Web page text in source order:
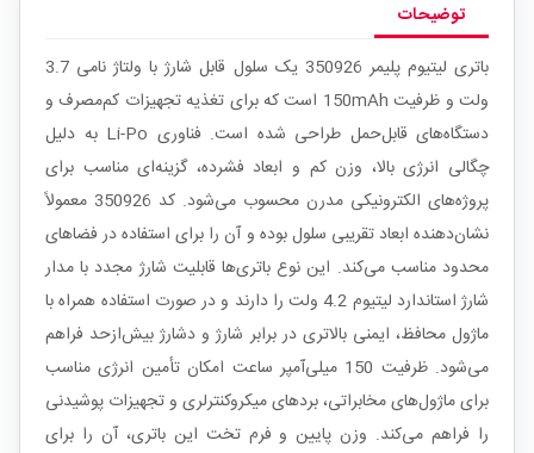
توضیحات
باتری لیتیوم پلیمر 350926 یک سلول قابل شارژ با ولتاژ نامی 3.7
ولت و ظرفیت 150mAh است که برای تغذیه تجهیزات کم‌مصرف و
دستگاه‌های قابل‌حمل طراحی شده است. فناوری Li-Po به دلیل
چگالی انرژی بالا، وزن کم و ابعاد فشرده، گزینه‌ای مناسب برای
پروژه‌های الکترونیکی مدرن محسوب می‌شود. کد 350926 معمولاً
نشان‌دهنده ابعاد تقریبی سلول بوده و آن را برای استفاده در فضاهای
محدود مناسب می‌کند. این نوع باتری‌ها قابلیت شارژ مجدد با مدار
شارژ استاندارد لیتیوم 4.2 ولت را دارند و در صورت استفاده همراه با
ماژول محافظ، ایمنی بالاتری در برابر شارژ و دشارژ بیش‌ازحد فراهم
می‌شود. ظرفیت 150 میلی‌آمپر ساعت امکان تأمین انرژی مناسب
برای ماژول‌های مخابراتی، بردهای میکروکنترلری و تجهیزات پوشیدنی
را فراهم می‌کند. وزن پایین و فرم تخت این باتری، آن را برای